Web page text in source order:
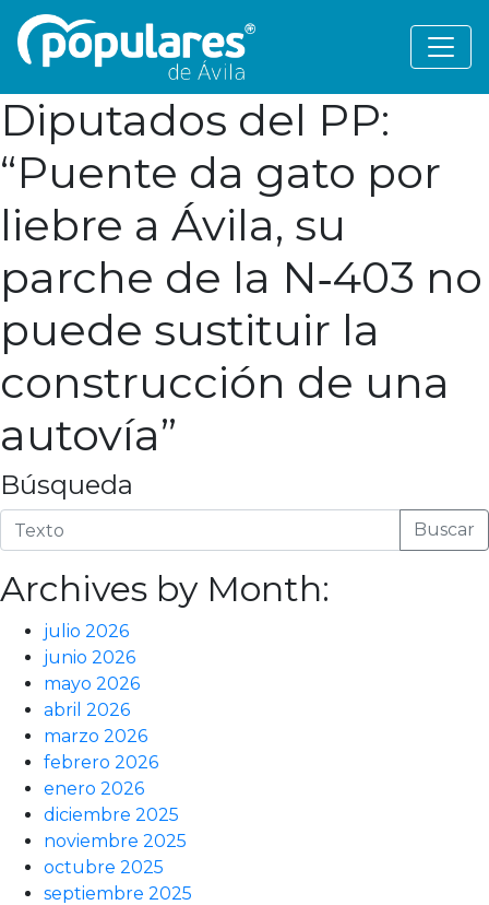
Diputados del PP:
“Puente da gato por
liebre a Ávila, su
parche de la N‑403 no
puede sustituir la
construcción de una
autovía”
Búsqueda
Buscar
Archives by Month:
julio 2026
junio 2026
mayo 2026
abril 2026
marzo 2026
febrero 2026
enero 2026
diciembre 2025
noviembre 2025
octubre 2025
septiembre 2025